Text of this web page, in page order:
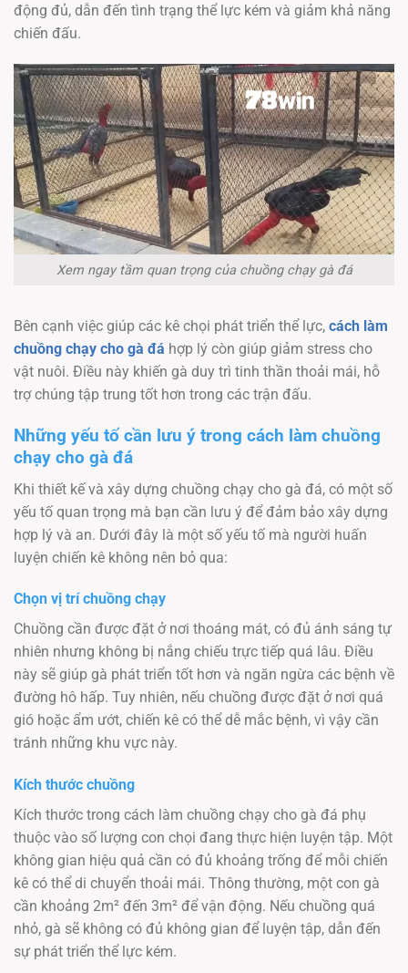
động đủ, dẫn đến tình trạng thể lực kém và giảm khả năng
chiến đấu.
Xem ngay tầm quan trọng của chuồng chạy gà đá
Bên cạnh việc giúp các kê chọi phát triển thể lực, cách làm
chuồng chạy cho gà đá hợp lý còn giúp giảm stress cho
vật nuôi. Điều này khiến gà duy trì tinh thần thoải mái, hỗ
trợ chúng tập trung tốt hơn trong các trận đấu.
Những yếu tố cần lưu ý trong cách làm chuồng
chạy cho gà đá
Khi thiết kế và xây dựng chuồng chạy cho gà đá, có một số
yếu tố quan trọng mà bạn cần lưu ý để đảm bảo xây dựng
hợp lý và an. Dưới đây là một số yếu tố mà người huấn
luyện chiến kê không nên bỏ qua:
Chọn vị trí chuồng chạy
Chuồng cần được đặt ở nơi thoáng mát, có đủ ánh sáng tự
nhiên nhưng không bị nắng chiếu trực tiếp quá lâu. Điều
này sẽ giúp gà phát triển tốt hơn và ngăn ngừa các bệnh về
đường hô hấp. Tuy nhiên, nếu chuồng được đặt ở nơi quá
gió hoặc ẩm ướt, chiến kê có thể dễ mắc bệnh, vì vậy cần
tránh những khu vực này.
Kích thước chuồng
Kích thước trong cách làm chuồng chạy cho gà đá phụ
thuộc vào số lượng con chọi đang thực hiện luyện tập. Một
không gian hiệu quả cần có đủ khoảng trống để mỗi chiến
kê có thể di chuyển thoải mái. Thông thường, một con gà
cần khoảng 2m² đến 3m² để vận động. Nếu chuồng quá
nhỏ, gà sẽ không có đủ không gian để luyện tập, dẫn đến
sự phát triển thể lực kém.